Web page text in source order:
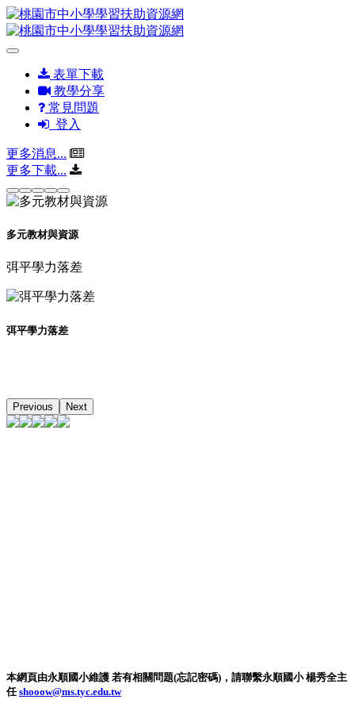
表單下載
教學分享
常見問題
登入
更多消息...
更多下載...
多元教材與資源
弭平學力落差
弭平學力落差
Previous Next
本網頁由永順國小維護 若有相關問題(忘記密碼)，請聯繫永順國小 楊秀全主
任shooow@ms.tyc.edu.tw